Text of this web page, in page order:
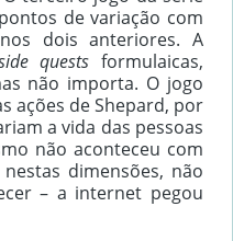
de variação com
dois anteriores. A
questsformulaicas,
não importa. O jogo
ações de Shepard, por
a vida das pessoas
não aconteceu com
dimensões, não
– a internet pegou